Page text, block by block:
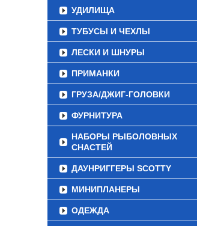
УДИЛИЩА
ТУБУСЫ И ЧЕХЛЫ
ЛЕСКИ И ШНУРЫ
ПРИМАНКИ
ГРУЗА/ДЖИГ-ГОЛОВКИ
ФУРНИТУРА
НАБОРЫ РЫБОЛОВНЫХ
СНАСТЕЙ
ДАУНРИГГЕРЫ SCOTTY
МИНИПЛАНЕРЫ
ОДЕЖДА